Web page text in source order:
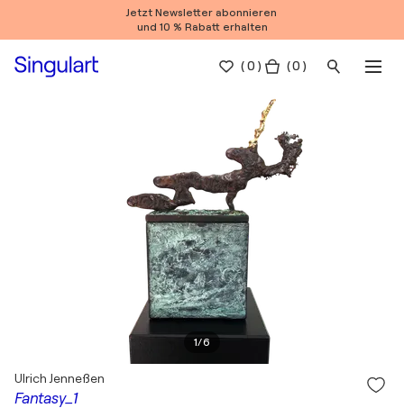
Jetzt Newsletter abonnieren
und 10 % Rabatt erhalten
(0 ) ( 0 )
1/6
Fantasy_1
Ulrich Jenneßen